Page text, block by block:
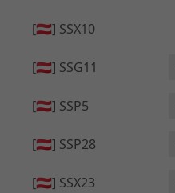
[🇦🇹] SSX10
[🇦🇹] SSG11
🔄 原廠 ⧸ 零件
[🇦🇹] SSP5
🔄 原廠 ⧸ 零件
[🇦🇹] SSP28
🔄 原廠 ⧸ 零件
[🇦🇹] SSX23